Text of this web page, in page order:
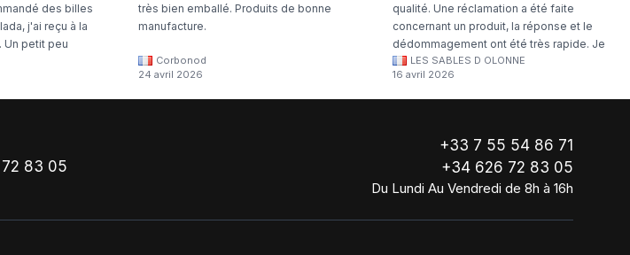
des billes
j'ai reçu à la
Un petit peu
très bien emballé. Produits de bonne
manufacture.
Corbonod
24 avril 2026
qualité. Une réclamation a été faite
concernant un produit, la réponse et le
dédommagement ont été très rapide. Je
continuerai à commander chez WA Artisan
!
LES SABLES D OLONNE
16 avril 2026
83 05
+33 7 55 54 86 71
+34 626 72 83 05
Du Lundi Au Vendredi de 8h à 16h